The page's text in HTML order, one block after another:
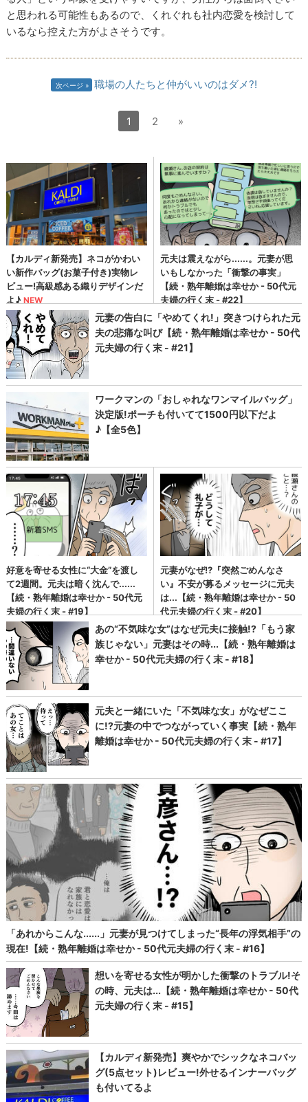
と思われる可能性もあるので、くれぐれも社内恋愛を検討して
いるなら控えた方がよさそうです。
次ページ 職場の人たちと仲がいいのはダメ?!
1 2 »